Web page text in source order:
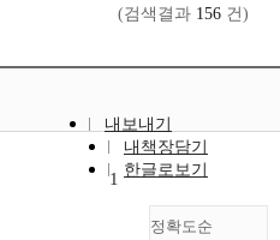
(검색결과 156 건)
내보내기
내책장담기
한글로보기
정확도순
1